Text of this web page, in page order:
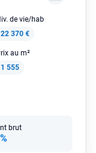
de vie/hab
22 370 €
au m²
1 555
brut